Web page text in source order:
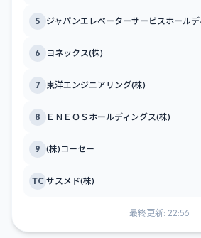
5 ジャパンエレベーターサービスホール
6 ヨネックス(株)
7 東洋エンジニアリング(株)
8 ＥＮＥＯＳホールディングス(株)
9 (株)コーセー
TC サスメド(株)
最終更新: 22:56